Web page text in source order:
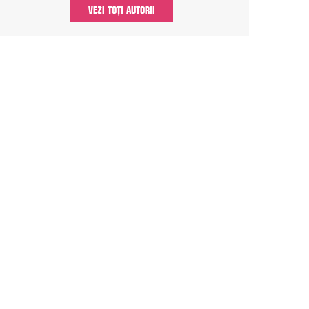
VEZI TOȚI AUTORII